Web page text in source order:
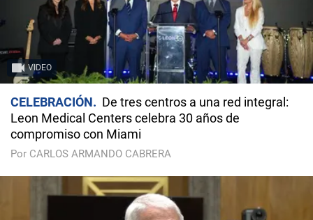
VIDEO
CELEBRACIÓN
De tres centros a una red integral:
Leon Medical Centers celebra 30 años de
compromiso con Miami
Por CARLOS ARMANDO CABRERA